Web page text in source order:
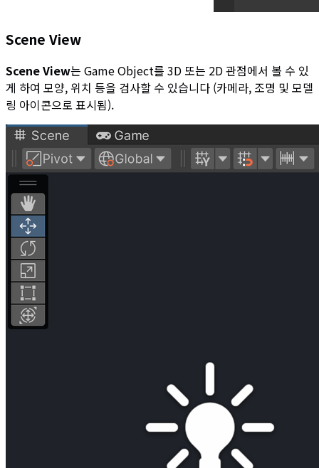
Scene View
Scene View는 Game Object를 3D 또는 2D 관점에서 볼 수 있
게 하여 모양, 위치 등을 검사할 수 있습니다 (카메라, 조명 및 모델
링 아이콘으로 표시됨).